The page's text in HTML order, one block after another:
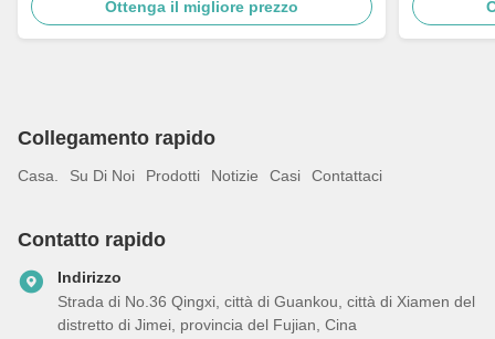
Ottenga il migliore prezzo
acciaio
Collegamento rapido
Casa. Su Di Noi Prodotti Notizie Casi Contattaci
Contatto rapido
Indirizzo
Strada di No.36 Qingxi, città di Guankou, città di Xiamen del
distretto di Jimei, provincia del Fujian, Cina